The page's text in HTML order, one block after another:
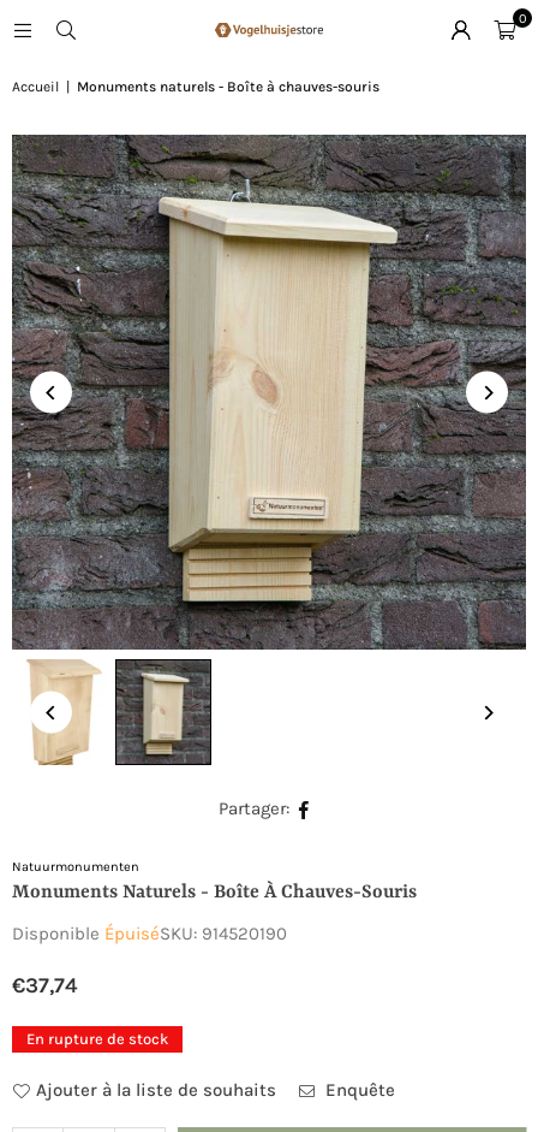
0
Accueil Monuments naturels - Boîte à chauves-souris
Partager:
Natuurmonumenten
Monuments Naturels - Boîte À Chauves-Souris
Disponible ÉpuiséSKU: 914520190
Prix
régulier
€37,74
En rupture de stock
Ajouter à la liste de souhaits Enquête